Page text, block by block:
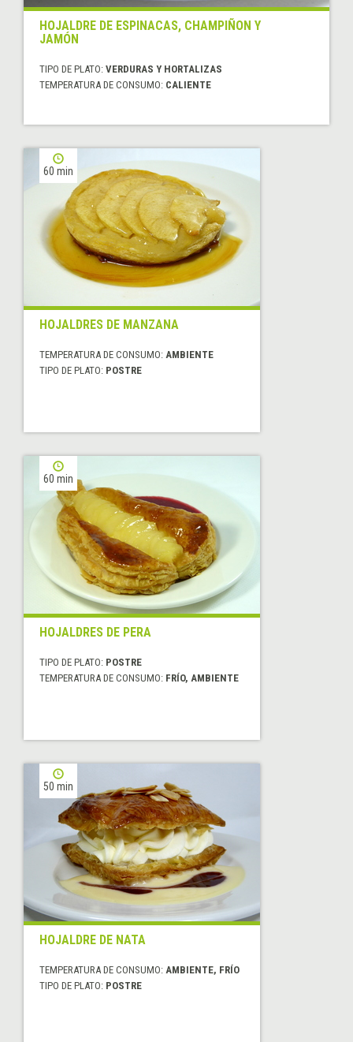
HOJALDRE DE ESPINACAS, CHAMPIÑON Y
JAMÓN
TIPO DE PLATO: VERDURAS Y HORTALIZAS
TEMPERATURA DE CONSUMO: CALIENTE
60 min
HOJALDRES DE MANZANA
TEMPERATURA DE CONSUMO: AMBIENTE
TIPO DE PLATO: POSTRE
60 min
HOJALDRES DE PERA
TIPO DE PLATO: POSTRE
TEMPERATURA DE CONSUMO: FRÍO, AMBIENTE
50 min
HOJALDRE DE NATA
TEMPERATURA DE CONSUMO: AMBIENTE, FRÍO
TIPO DE PLATO: POSTRE